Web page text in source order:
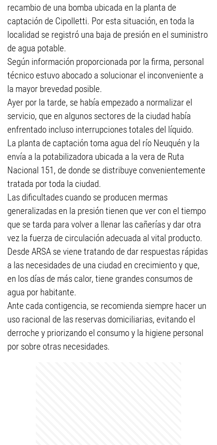
recambio de una bomba ubicada en la planta de
captación de Cipolletti. Por esta situación, en toda la
localidad se registró una baja de presión en el suministro
de agua potable.
Según información proporcionada por la firma, personal
técnico estuvo abocado a solucionar el inconveniente a
la mayor brevedad posible.
Ayer por la tarde, se había empezado a normalizar el
servicio, que en algunos sectores de la ciudad había
enfrentado incluso interrupciones totales del líquido.
La planta de captación toma agua del río Neuquén y la
envía a la potabilizadora ubicada a la vera de Ruta
Nacional 151, de donde se distribuye convenientemente
tratada por toda la ciudad.
Las dificultades cuando se producen mermas
generalizadas en la presión tienen que ver con el tiempo
que se tarda para volver a llenar las cañerías y dar otra
vez la fuerza de circulación adecuada al vital producto.
Desde ARSA se viene tratando de dar respuestas rápidas
a las necesidades de una ciudad en crecimiento y que,
en los días de más calor, tiene grandes consumos de
agua por habitante.
Ante cada contigencia, se recomienda siempre hacer un
uso racional de las reservas domiciliarias, evitando el
derroche y priorizando el consumo y la higiene personal
por sobre otras necesidades.